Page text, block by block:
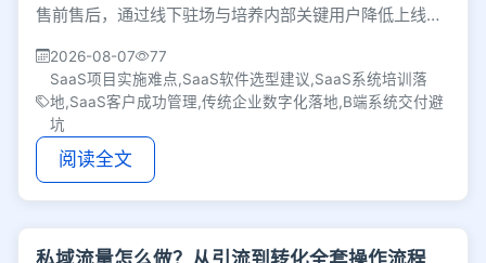
售前售后，通过线下驻场与培养内部关键用户降低上线阻
2026-08-07
77
SaaS项目实施难点,SaaS软件选型建议,SaaS系统培训落
地,SaaS客户成功管理,传统企业数字化落地,B端系统交付避
坑
阅读全文
私域流量怎么做？从引流到转化全套操作流程